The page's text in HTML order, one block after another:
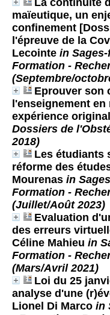
maïeutique, un
confinement
l'épreuve de la
Lecointe in
Formation -
(Septembre/
Eprouver son
l'enseignement en
expérience
Dossiers de
2018)
Les étudiants
réforme des
Mourenas in
Formation -
(Juillet/Août 2023)
Evaluation
des erreurs
Céline Mahieu in
Formation -
(Mars/Avril 2021)
Loi du 25
analyse d'une
Lionel Di Marco in